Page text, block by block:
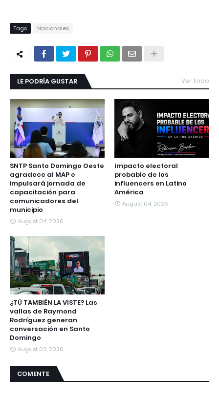
Tags Nacionales
LE PODRÍA GUSTAR Ver todo
SNTP Santo Domingo Oeste
agradece al MAP e
impulsará jornada de
capacitación para
comunicadores del
municipio
August 04, 2026
Impacto electoral
probable de los
influencers en Latino
América
August 04, 2026
¿TÚ TAMBIÉN LA VISTE? Las
vallas de Raymond
Rodríguez generan
conversación en Santo
Domingo
August 03, 2026
COMENTE